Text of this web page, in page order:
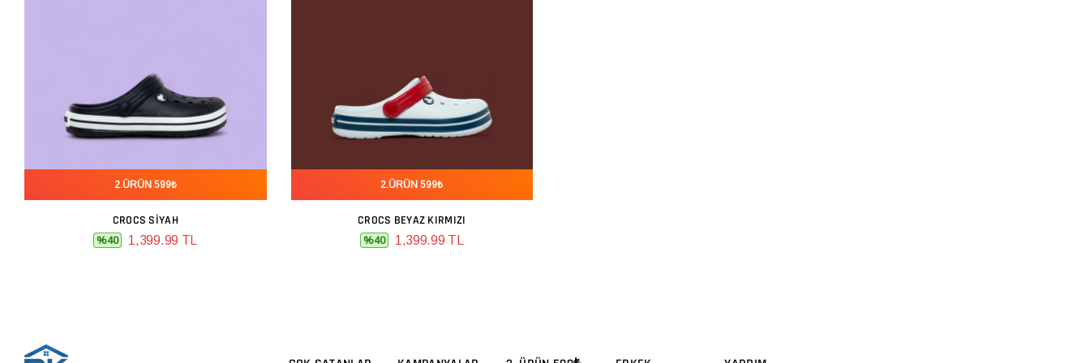
2.ÜRÜN 599₺
SEPETE EKLE
CROCS SIYAH
%40 1,399.99 TL
2.ÜRÜN 599₺
SEPETE EKLE
CROCS BEYAZ KIRMIZI
%40 1,399.99 TL